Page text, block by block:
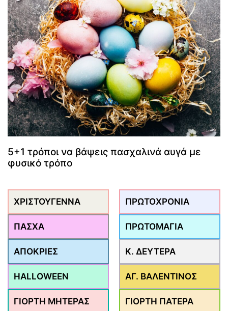
5+1 τρόποι να βάψεις πασχαλινά αυγά με
φυσικό τρόπο
ΧΡΙΣΤΟΥΓΕΝΝΑ ΠΡΩΤΟΧΡΟΝΙΑ
ΠΑΣΧΑ ΠΡΩΤΟΜΑΓΙΑ
ΑΠΟΚΡΙΕΣ Κ. ΔΕΥΤΕΡΑ
HALLOWEEN ΑΓ. ΒΑΛΕΝΤΙΝΟΣ
ΓΙΟΡΤΗ ΜΗΤΕΡΑΣ ΓΙΟΡΤΗ ΠΑΤΕΡΑ